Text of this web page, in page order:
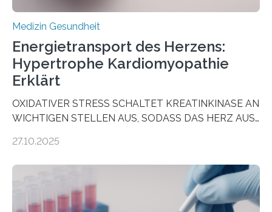
Medizin Gesundheit
Energietransport des Herzens:
Hypertrophe Kardiomyopathie
Erklärt
OXIDATIVER STRESS SCHALTET KREATINKINASE AN
WICHTIGEN STELLEN AUS, SODASS DAS HERZ AUS
aus dem Deutschen Zentrum für Herzinsuffizienz
im Journal Circulation, warum der Energietransport bei
der Hypertrophen Kardiomyopathie (HCM) versagen
kann und wie sich durch eine Verringerung der
27.10.2025